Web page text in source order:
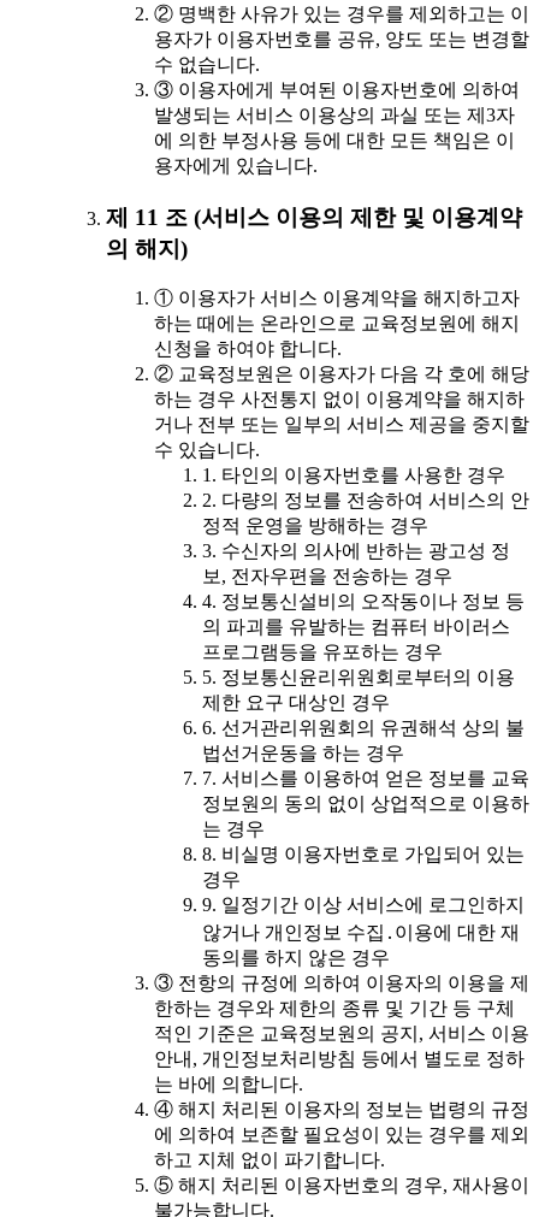
② 명백한 사유가 있는 경우를 제외하고는 이
용자가 이용자번호를 공유, 양도 또는 변경할
수 없습니다.
③ 이용자에게 부여된 이용자번호에 의하여
발생되는 서비스 이용상의 과실 또는 제3자
에 의한 부정사용 등에 대한 모든 책임은 이
용자에게 있습니다.
제 11 조 (서비스 이용의 제한 및 이용계약
의 해지)
① 이용자가 서비스 이용계약을 해지하고자
하는 때에는 온라인으로 교육정보원에 해지
신청을 하여야 합니다.
② 교육정보원은 이용자가 다음 각 호에 해당
하는 경우 사전통지 없이 이용계약을 해지하
거나 전부 또는 일부의 서비스 제공을 중지할
수 있습니다.
1. 타인의 이용자번호를 사용한 경우
2. 다량의 정보를 전송하여 서비스의 안
정적 운영을 방해하는 경우
3. 수신자의 의사에 반하는 광고성 정
보, 전자우편을 전송하는 경우
4. 정보통신설비의 오작동이나 정보 등
의 파괴를 유발하는 컴퓨터 바이러스
프로그램등을 유포하는 경우
5. 정보통신윤리위원회로부터의 이용
제한 요구 대상인 경우
6. 선거관리위원회의 유권해석 상의 불
법선거운동을 하는 경우
7. 서비스를 이용하여 얻은 정보를 교육
정보원의 동의 없이 상업적으로 이용하
는 경우
8. 비실명 이용자번호로 가입되어 있는
경우
9. 일정기간 이상 서비스에 로그인하지
않거나 개인정보 수집․이용에 대한 재
동의를 하지 않은 경우
③ 전항의 규정에 의하여 이용자의 이용을 제
한하는 경우와 제한의 종류 및 기간 등 구체
적인 기준은 교육정보원의 공지, 서비스 이용
안내, 개인정보처리방침 등에서 별도로 정하
는 바에 의합니다.
④ 해지 처리된 이용자의 정보는 법령의 규정
에 의하여 보존할 필요성이 있는 경우를 제외
하고 지체 없이 파기합니다.
⑤ 해지 처리된 이용자번호의 경우, 재사용이
불가능합니다.